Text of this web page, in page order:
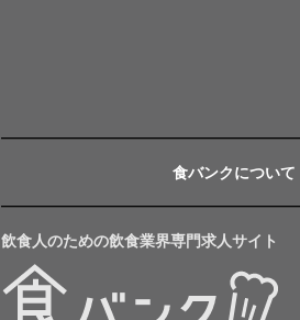
食バンクについて
飲食人のための飲食業界専門求人サイト